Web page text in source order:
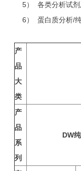
5） 各类分析试剂
6） 蛋白质分析/
产
品
大
类
产
品
系
列
DW